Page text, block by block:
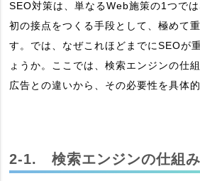
SEO対策は、単なるWeb施策の1つで
初の接点をつくる手段として、極めて
す。では、なぜこれほどまでにSEOが
ょうか。ここでは、検索エンジンの仕
広告との違いから、その必要性を具体
2-1. 検索エンジンの仕組